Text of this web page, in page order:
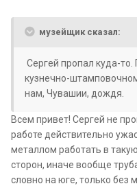
музейщик сказал:
Сергей пропал куда-то.
кузнечно-
нам, Чувашии, дождя.
Всем привет! Сергей не
работе действительно
металлом работать в
сторон, иначе вообще
словно на юге, только без